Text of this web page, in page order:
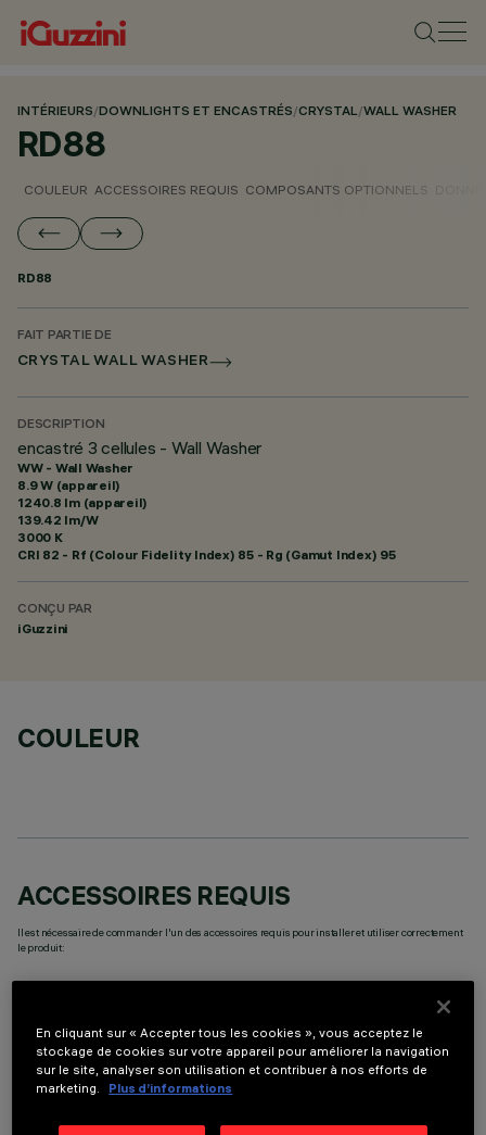
INTÉRIEURS/DOWNLIGHTS ET ENCASTRÉS/CRYSTAL/WALL WASHER
RD88
COULEUR ACCESSOIRES REQUIS COMPOSANTS OPTIONNELS
RD88
FAIT PARTIE DE
CRYSTAL WALL WASHER
DESCRIPTION
encastré 3 cellules - Wall Washer
WW - Wall Washer
8.9 W (appareil)
1240.8 lm (appareil)
139.42 lm/W
3000 K
CRI 82 - Rf (Colour Fidelity Index) 85 - Rg (Gamut Index) 95
CONÇU PAR
iGuzzini
COULEUR
ACCESSOIRES REQUIS
Il est nécessaire de commander l'un des accessoires requis pour installer et utiliser correctement
le produit:
COMPOSANTS OPTIONNELS
En cliquant sur « Accepter tous les cookies », vous acceptez le
stockage de cookies sur votre appareil pour améliorer la navigation
sur le site, analyser son utilisation et contribuer à nos efforts de
marketing.
Plus d’informations